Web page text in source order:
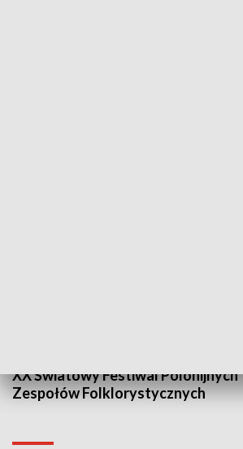
XX Światowy Festiwal Polonijnych
Zespołów Folklorystycznych